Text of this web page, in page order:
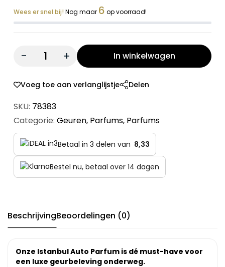
Wees er snel bij! Nog maar 6 op voorraad!
Quantity: In winkelwagen
Voeg toe aan verlanglijstje Delen
SKU: 78383
Categorie: Geuren, Parfums, Parfums
Betaal in 3 delen van 8,33
Bestel nu, betaal over 14 dagen
BeschrijvingBeoordelingen (0)
Onze Istanbul Auto Parfum is dé must-have voor
een luxe geurbeleving onderweg.